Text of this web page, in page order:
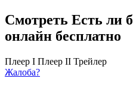
Смотреть Есть ли
онлайн бесплатно
Плеер I Плеер II Трейлер
Жалоба?